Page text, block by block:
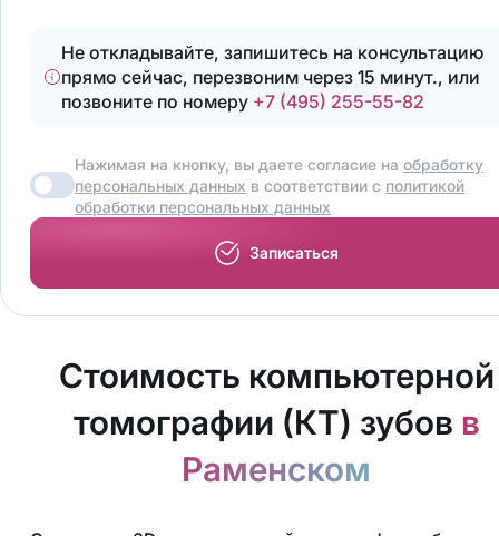
Не откладывайте, запишитесь на консультацию
прямо сейчас, перезвоним через 15 минут., или
позвоните по номеру +7 (495) 255-55-82
Нажимая на кнопку, вы даете согласие наобработку
персональных данных в соответствии с политикой
обработки персональных данных
Записаться
Стоимость компьютерной
томографии (КТ) зубов в
Раменском